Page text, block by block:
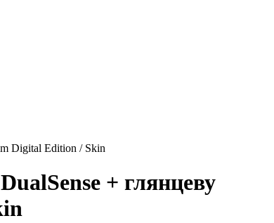
Digital Edition / Skin
+ глянцеву